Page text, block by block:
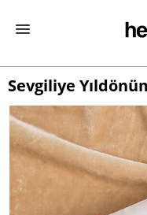
Sevgiliye